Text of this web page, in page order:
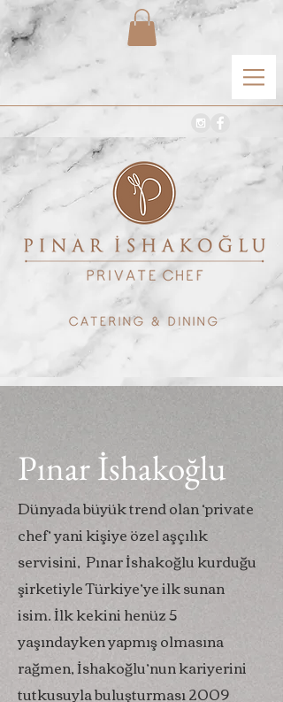
Pınar İshakoğlu
Dünyada büyük trend olan ‘private
chef’ yani kişiye özel aşçılık
servisini, Pınar İshakoğlu kurduğu
şirketiyle Türkiye’ye ilk sunan
isim. İlk kekini henüz 5
yaşındayken yapmış olmasına
rağmen, İshakoğlu’nun kariyerini
tutkusuyla buluşturması 2009